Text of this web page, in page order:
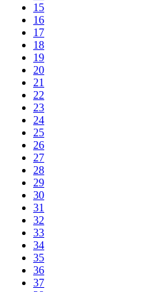
15
16
17
18
19
20
21
22
23
24
25
26
27
28
29
30
31
32
33
34
35
36
37